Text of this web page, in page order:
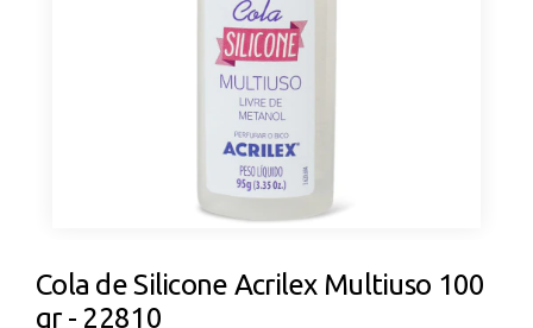
Cola de Silicone Acrilex Multiuso 100
gr - 22810